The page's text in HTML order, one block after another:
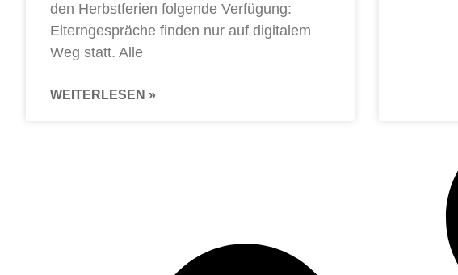
den Herbstferien folgende Verfügung:
Elterngespräche finden nur auf digitalem
Weg statt. Alle
WEITERLESEN »